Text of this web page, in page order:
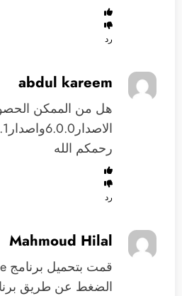
رد
abdul kareem
هل من الممكن
رحمكم الله
رد
Mahmoud Hilal